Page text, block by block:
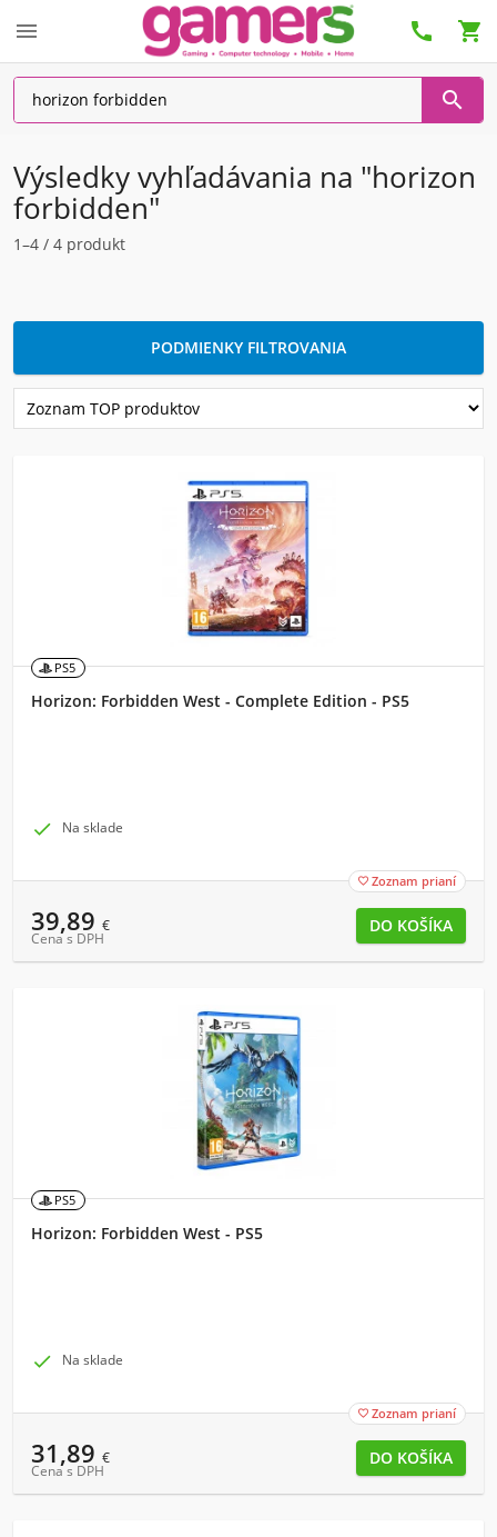
  

Výsledky vyhľadávania na "horizon
forbidden"
1–4 / 4 produkt
PODMIENKY FILTROVANIA
PS5
Horizon: Forbidden West - Complete Edition - PS5
 Na sklade
 Zoznam prianí
39,89 €
Cena s DPH
PS5
Horizon: Forbidden West - PS5
 Na sklade
 Zoznam prianí
31,89 €
Cena s DPH